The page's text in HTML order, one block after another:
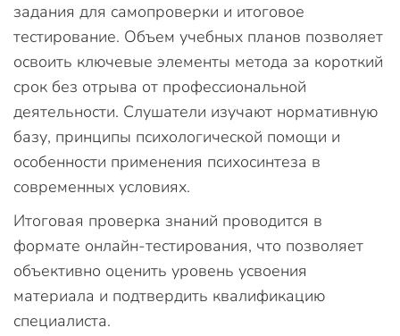
задания для самопроверки и итоговое
тестирование. Объем учебных планов позволяет
освоить ключевые элементы метода за короткий
срок без отрыва от профессиональной
деятельности. Слушатели изучают нормативную
базу, принципы психологической помощи и
особенности применения психосинтеза в
современных условиях.
Итоговая проверка знаний проводится в
формате онлайн-тестирования, что позволяет
объективно оценить уровень усвоения
материала и подтвердить квалификацию
специалиста.